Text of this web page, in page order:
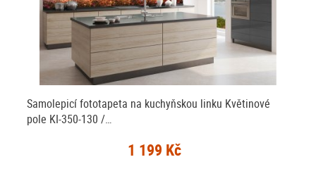
Samolepicí fototapeta na kuchyňskou linku Květinové
pole KI-350-130 /…
1 199 Kč